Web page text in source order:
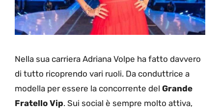
Nella sua carriera Adriana Volpe ha fatto davvero
di tutto ricoprendo vari ruoli. Da conduttrice a
modella per essere la concorrente del Grande
Fratello Vip. Sui social è sempre molto attiva,